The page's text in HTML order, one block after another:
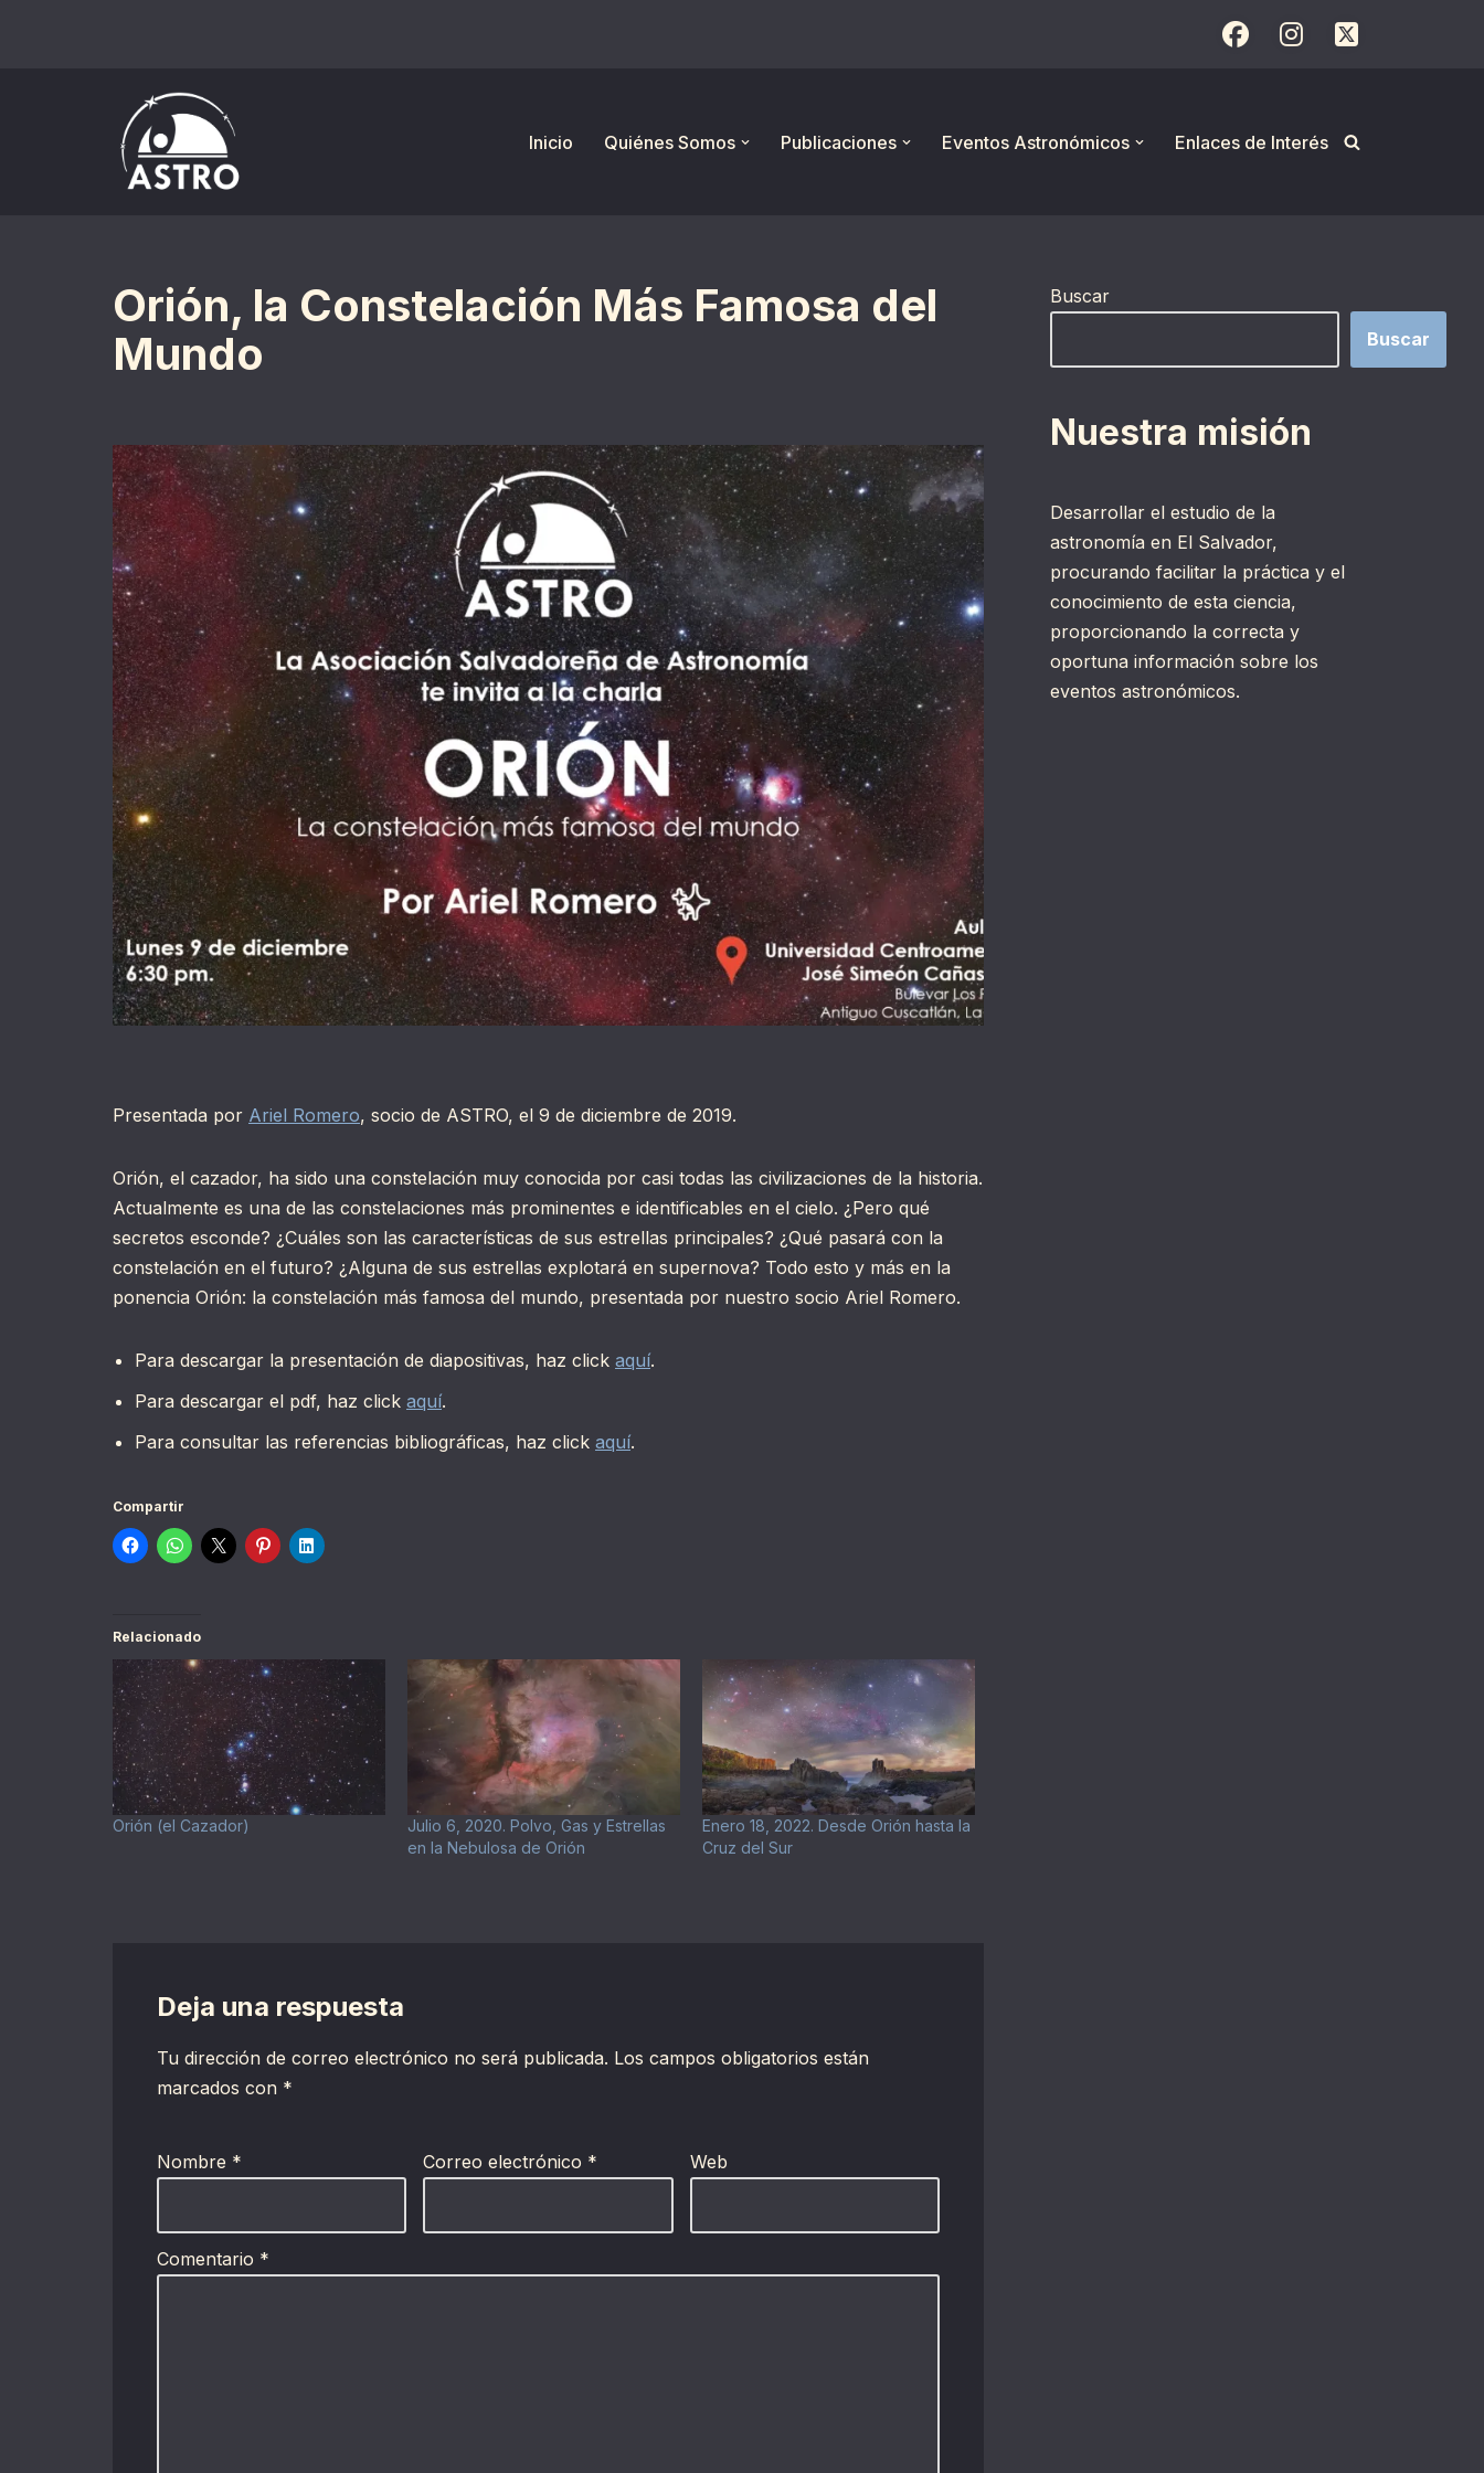
Inicio
Quiénes Somos Publicaciones Eventos Astronómicos Enlaces de Interés
Orión, la Constelación Más Famosa del
Mundo
Presentada por Ariel Romero, socio de ASTRO, el 9 de diciembre de 2019.
Orión, el cazador, ha sido una constelación muy conocida por casi todas las civilizaciones de la historia.
Actualmente es una de las constelaciones más prominentes e identificables en el cielo. ¿Pero qué
secretos esconde? ¿Cuáles son las características de sus estrellas principales? ¿Qué pasará con la
constelación en el futuro? ¿Alguna de sus estrellas explotará en supernova? Todo esto y más en la
ponencia Orión: la constelación más famosa del mundo, presentada por nuestro socio Ariel Romero.
Para descargar la presentación de diapositivas, haz click aquí.
Para descargar el pdf, haz click aquí.
Para consultar las referencias bibliográficas, haz click aquí.
Compartir
Relacionado
Orión (el Cazador)
Julio 6, 2020. Polvo, Gas y Estrellas
en la Nebulosa de Orión
Enero 18, 2022. Desde Orión hasta la
Cruz del Sur
Deja una respuesta
Tu dirección de correo electrónico no será publicada. Los campos obligatorios están
marcados con *
Nombre * Correo electrónico * Web
Comentario *
Buscar
Buscar
Nuestra misión
Desarrollar el estudio de la
astronomía en El Salvador,
procurando facilitar la práctica y el
conocimiento de esta ciencia,
proporcionando la correcta y
oportuna información sobre los
eventos astronómicos.